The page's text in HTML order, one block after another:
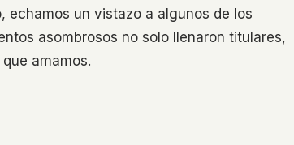
echamos un vistazo a algunos de los
asombrosos no solo llenaron titulares,
amamos.